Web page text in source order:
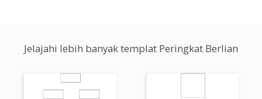
Jelajahi lebih banyak templat Peringkat Berlian